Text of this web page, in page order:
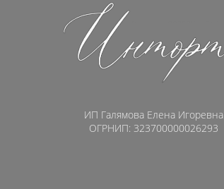
ИП Галямова Елена Игоревна
ОГРНИП: 323700000026293